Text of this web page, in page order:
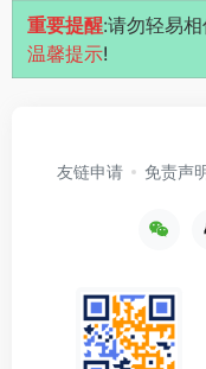
重要提醒:请勿轻易
温馨提示!
友链申请 免责声